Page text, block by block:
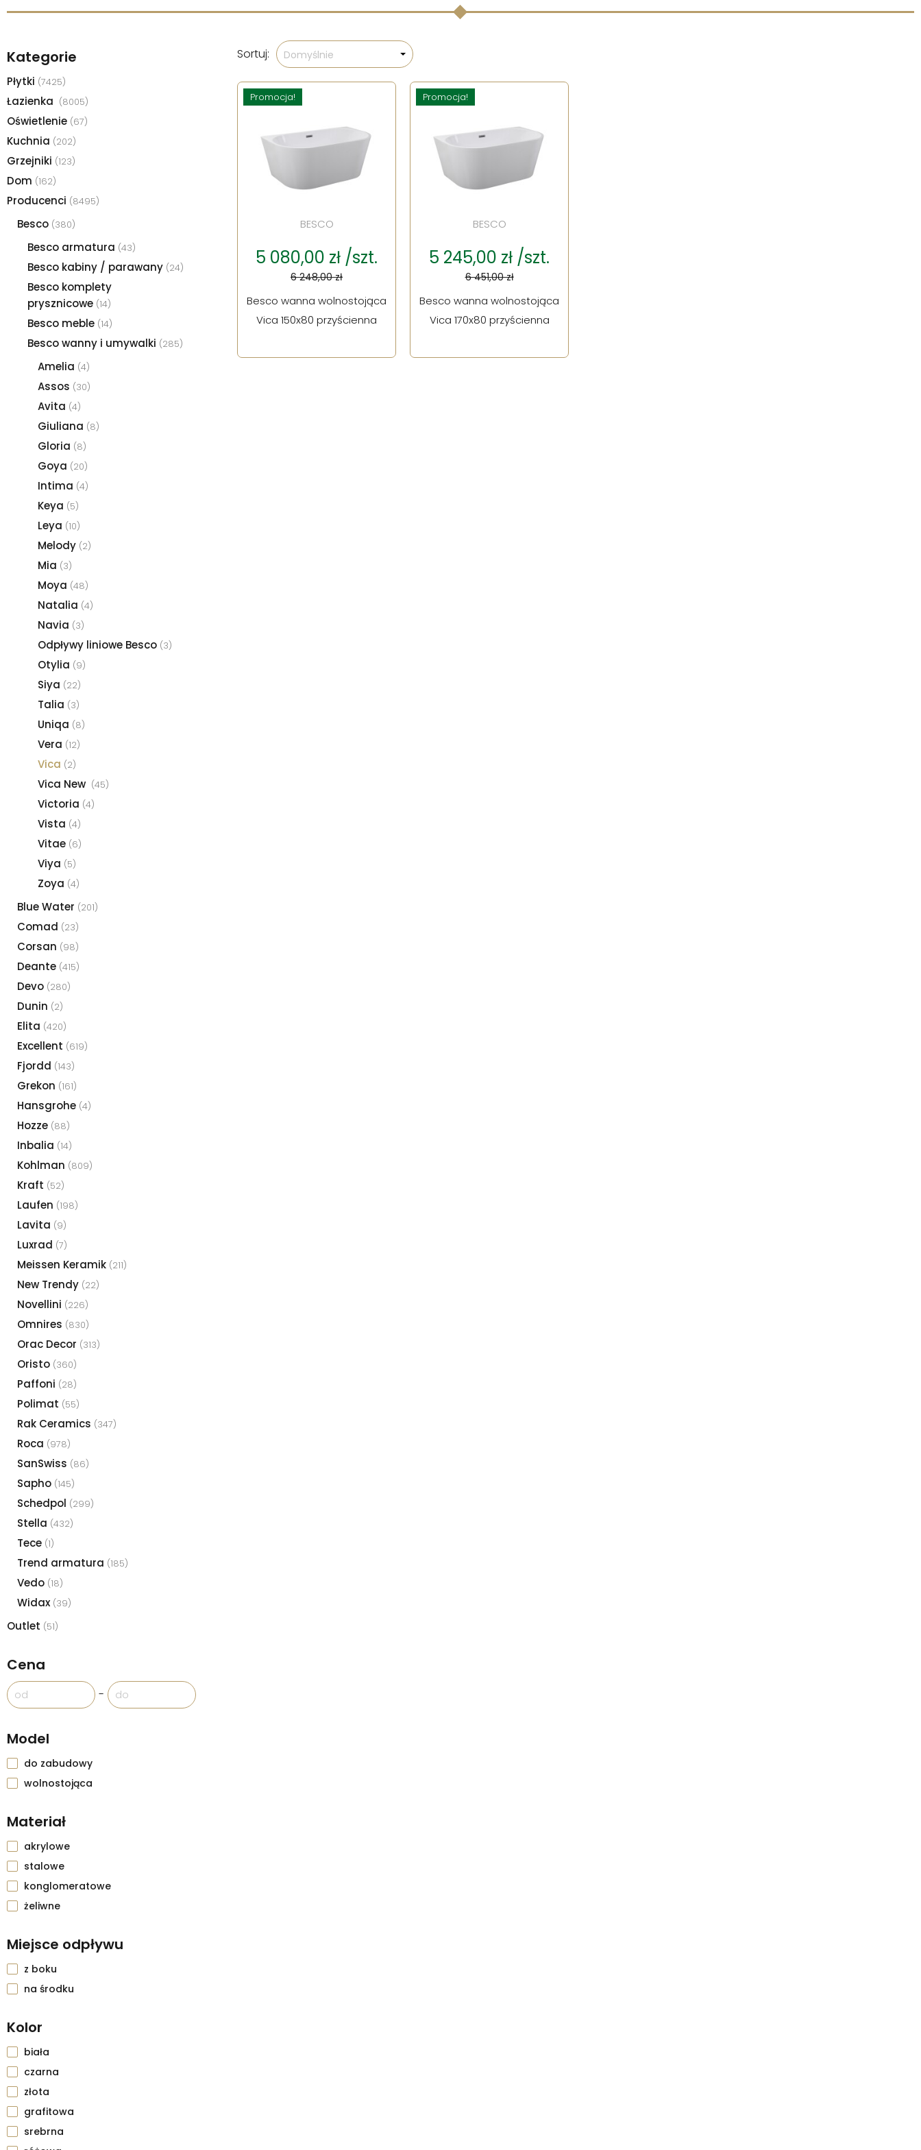
Kategorie
Płytki (7425)
Łazienka (8005)
Oświetlenie (67)
Kuchnia (202)
Grzejniki (123)
Dom (162)
Producenci (8495)
Besco (380)
Besco armatura (43)
Besco kabiny / parawany (24)
Besco komplety
prysznicowe (14)
Besco meble (14)
Besco wanny i umywalki (285)
Amelia (4)
Assos (30)
Avita (4)
Giuliana (8)
Gloria (8)
Goya (20)
Intima (4)
Keya (5)
Leya (10)
Melody (2)
Mia (3)
Moya (48)
Natalia (4)
Navia (3)
Odpływy liniowe Besco (3)
Otylia (9)
Siya (22)
Talia (3)
Uniqa (8)
Vera (12)
Vica (2)
Vica New (45)
Victoria (4)
Vista (4)
Vitae (6)
Viya (5)
Zoya (4)
Blue Water (201)
Comad (23)
Corsan (98)
Deante (415)
Devo (280)
Dunin (2)
Elita (420)
Excellent (619)
Fjordd (143)
Grekon (161)
Hansgrohe (4)
Hozze (88)
Inbalia (14)
Kohlman (809)
Kraft (52)
Laufen (198)
Lavita (9)
Luxrad (7)
Meissen Keramik (211)
New Trendy (22)
Novellini (226)
Omnires (830)
Orac Decor (313)
Oristo (360)
Paffoni (28)
Polimat (55)
Rak Ceramics (347)
Roca (978)
SanSwiss (86)
Sapho (145)
Schedpol (299)
Stella (432)
Tece (1)
Trend armatura (185)
Vedo (18)
Widax (39)
Outlet (51)
Cena
-
Model
do zabudowy
wolnostojąca
Materiał
akrylowe
stalowe
konglomeratowe
żeliwne
Miejsce odpływu
z boku
na środku
Kolor
biała
czarna
złota
grafitowa
srebrna
Sortuj: Domyślnie
Promocja!
BESCO
5 080,00 zł /szt.
6 248,00 zł
Besco wanna wolnostojąca
Vica 150x80 przyścienna
Promocja!
BESCO
5 245,00 zł /szt.
6 451,00 zł
Besco wanna wolnostojąca
Vica 170x80 przyścienna